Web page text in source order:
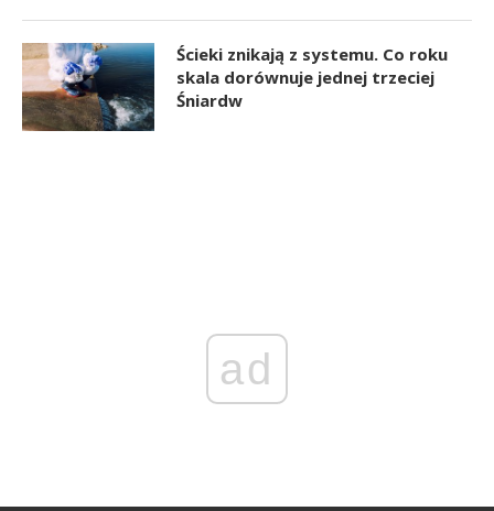
Ścieki znikają z systemu. Co roku
skala dorównuje jednej trzeciej
Śniardw
ad